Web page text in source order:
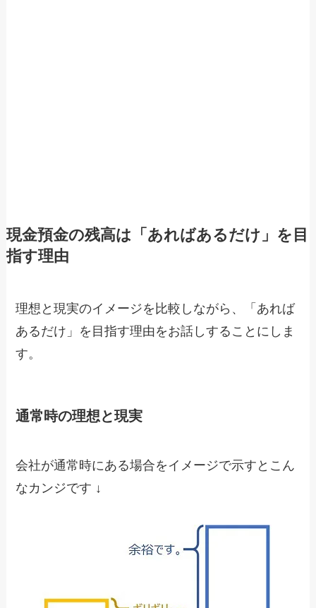
現金預金の残高は「あればあるだけ」を目
指す理由
理想と現実のイメージを比較しながら、「あれば
あるだけ」を目指す理由をお話しすることにしま
す。
通常時の理想と現実
会社が通常時にある場合をイメージで示すとこん
なカンジです ↓